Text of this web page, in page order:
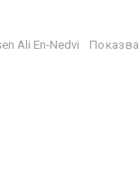
Ali En-Nedvi